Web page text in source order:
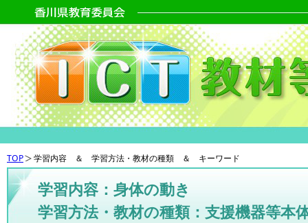
TOP 学習内容 ＆ 学習方法・教材の種類 ＆ キーワード
学習内容：身体の動き
学習方法・教材の種類：支援機器等本